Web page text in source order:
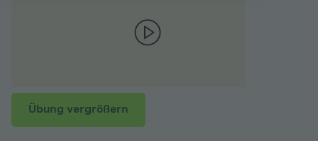
Übung vergrößern